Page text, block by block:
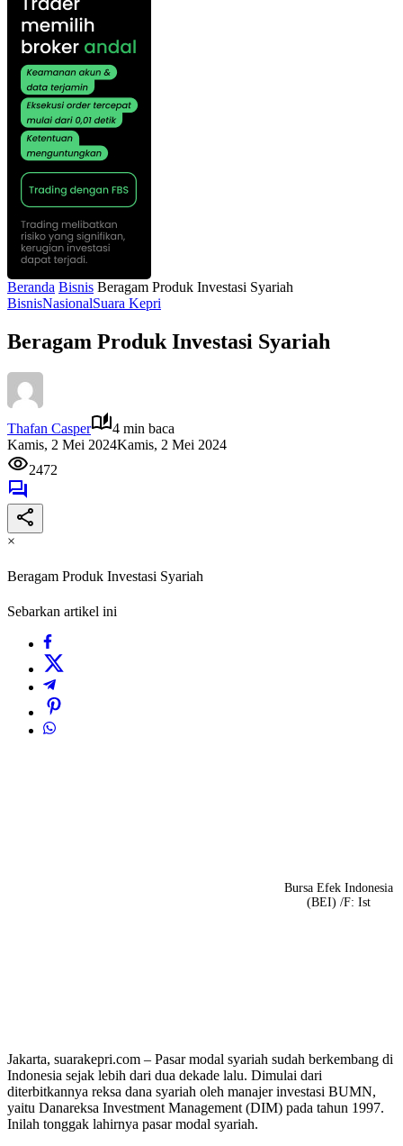
Beranda Bisnis Beragam Produk Investasi Syariah
BisnisNasionalSuara Kepri
Beragam Produk Investasi Syariah
Thafan Casper
4 min baca
Kamis, 2 Mei 2024Kamis, 2 Mei 2024
2472
×
Beragam Produk Investasi Syariah
Sebarkan artikel ini
Bursa Efek Indonesia
(BEI) /F: Ist
Jakarta, suarakepri.com – Pasar modal syariah sudah berkembang di
Indonesia sejak lebih dari dua dekade lalu. Dimulai dari
diterbitkannya reksa dana syariah oleh manajer investasi BUMN,
yaitu Danareksa Investment Management (DIM) pada tahun 1997.
Inilah tonggak lahirnya pasar modal syariah.